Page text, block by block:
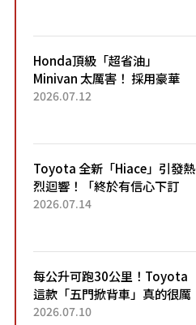
Honda頂級「超省油」
Minivan 太厲害！ 採用豪華
「真皮座椅」與專屬「黑色內
「三...
2026.07.12
Toyota 全新「Hiace」引發熱
烈迴響！「終於有信心下訂
了！」「哪個等級交車最
車？...
2026.07.14
每公升可跑30公里！Toyota
這款「五門掀背車」真的很厲
害！ 擁有全長4.3公尺的「剛剛
2026.07.10